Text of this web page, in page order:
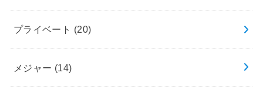
プライベート (20)
メジャー (14)